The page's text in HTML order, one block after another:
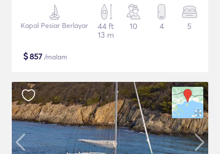
Kapal Pesiar Berlayar
44 ft
13 m
10 4 5
$857 /malam